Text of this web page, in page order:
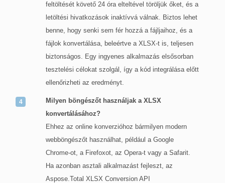
feltöltését követő 24 óra elteltével töröljük őket, és a
letöltési hivatkozások inaktívvá válnak. Biztos lehet
benne, hogy senki sem fér hozzá a fájljaihoz, és a
fájlok konvertálása, beleértve a XLSX-t is, teljesen
biztonságos. Egy ingyenes alkalmazás elsősorban
tesztelési célokat szolgál, így a kód integrálása előtt
ellenőrizheti az eredményt.
Milyen böngészőt használjak a XLSX
konvertálásához?
Ehhez az online konverzióhoz bármilyen modern
webböngészőt használhat, például a Google
Chrome-ot, a Firefoxot, az Opera-t vagy a Safarit.
Ha azonban asztali alkalmazást fejleszt, az
Aspose.Total XLSX Conversion API